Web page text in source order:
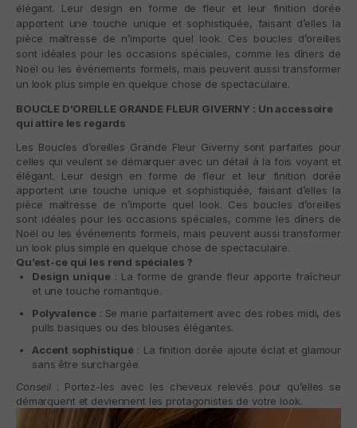
élégant. Leur design en forme de fleur et leur finition dorée
apportent une touche unique et sophistiquée, faisant d’elles la
pièce maîtresse de n’importe quel look. Ces boucles d’oreilles
sont idéales pour les occasions spéciales, comme les dîners de
Noël ou les événements formels, mais peuvent aussi transformer
un look plus simple en quelque chose de spectaculaire.
BOUCLE D’OREILLE GRANDE FLEUR GIVERNY : Un accessoire
qui attire les regards
Les Boucles d’oreilles Grande Fleur Givernysont parfaites pour
celles qui veulent se démarquer avec un détail à la fois voyant et
élégant. Leur design en forme de fleur et leur finition dorée
apportent une touche unique et sophistiquée, faisant d’elles la
pièce maîtresse de n’importe quel look. Ces boucles d’oreilles
sont idéales pour les occasions spéciales, comme les dîners de
Noël ou les événements formels, mais peuvent aussi transformer
un look plus simple en quelque chose de spectaculaire.
Qu’est-ce qui les rend spéciales ?
Design unique: La forme de grande fleur apporte fraîcheur
et une touche romantique.
Polyvalence: Se marie parfaitement avec des robes midi, des
pulls basiques ou des blouses élégantes.
Accent sophistiqué : La finition dorée ajoute éclat et glamour
sans être surchargée.
Conseil : Portez-les avec les cheveux relevés pour qu’elles se
démarquent et deviennent les protagonistes de votre look.